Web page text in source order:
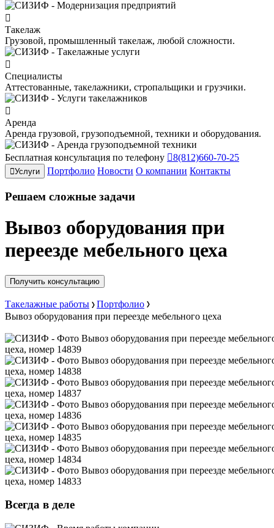
Такелаж
Грузовой, промышленный такелаж, любой сложности.
Специалисты
Аттестованные, такелажники, стропальщики и грузчики.
Аренда
Аренда грузовой, грузоподъемной, техники и оборудования.
Бесплатная консультация по телефону 8(812)660-70-25
Услуги Портфолио Новости О компании Контакты
Решаем сложные задачи
Вывоз оборудования при
переезде мебельного цеха
Получить консультацию
Такелажные работы
Портфолио
Вывоз оборудования при переезде мебельного цеха
Всегда в деле